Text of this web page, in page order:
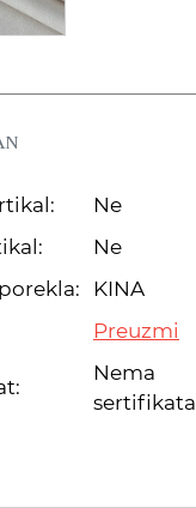
Ne
Ne
KINA
Preuzmi
Nema
sertifikata